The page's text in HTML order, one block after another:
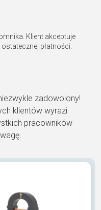
Klient akceptuje
płatności.
zadowolony!
klientów wyrazi
pracowników